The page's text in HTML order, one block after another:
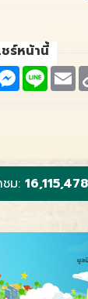
ร์หน้านี้
M
e
s
r
L
n
E
m
a
ม: 16,115,478